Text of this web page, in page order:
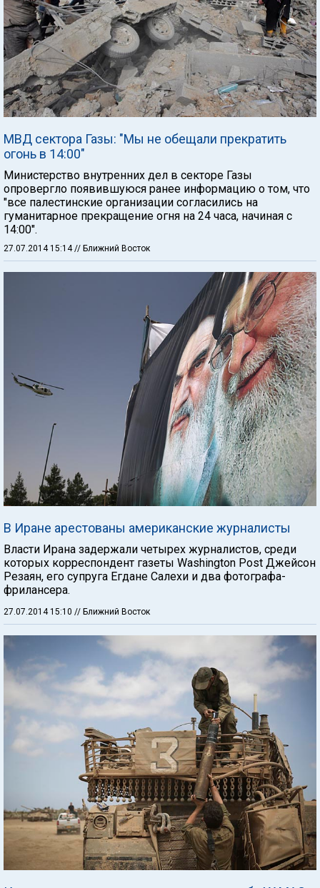
МВД сектора Газы: "Мы не обещали прекратить
огонь в 14:00"
Министерство внутренних дел в секторе Газы
опровергло появившуюся ранее информацию о том, что
"все палестинские организации согласились на
гуманитарное прекращение огня на 24 часа, начиная с
14:00".
27.07.2014 15:14 // Ближний Восток
В Иране арестованы американские журналисты
Власти Ирана задержали четырех журналистов, среди
которых корреспондент газеты Washington Post Джейсон
Резаян, его супруга Егдане Салехи и два фотографа-
фрилансера.
27.07.2014 15:10 // Ближний Восток